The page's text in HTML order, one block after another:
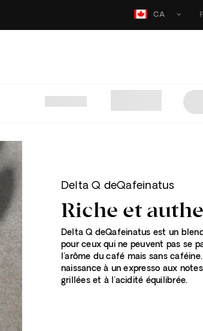
CA
Delta Q deQafeinatus
Riche et
Delta Q deQafeinatus est un
pour ceux qui ne peuvent pas se
l'arôme du café mais sans
naissance à un expresso aux
grillées et à l'acidité équilibrée.